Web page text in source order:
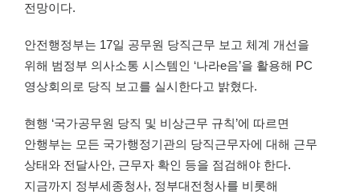
전망이다.
안전행정부는 17일 공무원 당직근무 보고 체계 개선을
위해 범정부 의사소통 시스템인 ‘나라e음’을 활용해 PC
영상회의로 당직 보고를 실시한다고 밝혔다.
현행 ‘국가공무원 당직 및 비상근무 규칙’에 따르면
안행부는 모든 국가행정기관의 당직근무자에 대해 근무
상태와 전달사안, 근무자 확인 등을 점검해야 한다.
지금까지 정부세종청사, 정부대전청사를 비롯해